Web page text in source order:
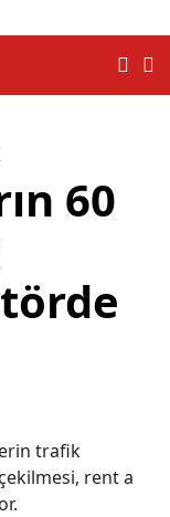
60
trafik
rent a